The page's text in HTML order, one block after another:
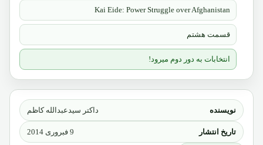
نویسنده داکتر سیدعبدالله کاظم
تاریخ انتشار 9 فبروری 2014
Kai Eide: Power Struggle over Afghanistan
قسمت هشتم
انتخابات به دور دوم میرود!